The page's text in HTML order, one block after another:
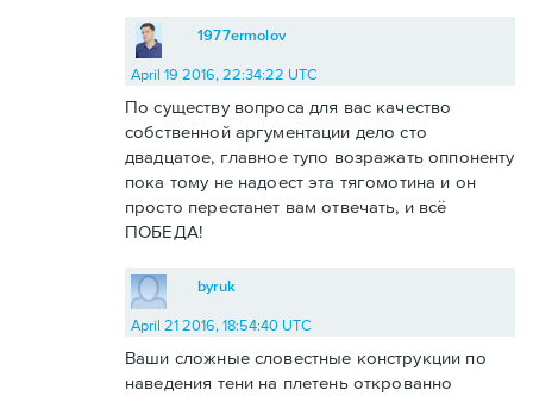
1977ermolov
April 19 2016, 22:34:22 UTC
По существу вопроса для вас качество
собственной аргументации дело сто
двадцатое, главное тупо возражать оппоненту
пока тому не надоест эта тягомотина и он
просто перестанет вам отвечать, и всё
ПОБЕДА!
byruk
April 21 2016, 18:54:40 UTC
Ваши сложные словестные конструкции по
наведения тени на плетень открованно